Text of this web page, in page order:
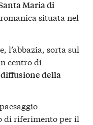
Maria di
situata nel
l’abbazia, sorta sul
centro di
diffusione della
di riferimento per il